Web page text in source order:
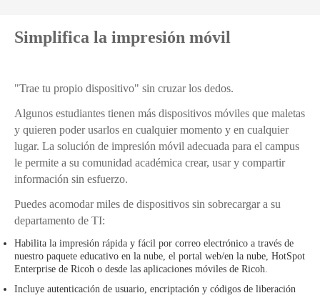
Simplifica la impresión móvil
"Trae tu propio dispositivo" sin cruzar los dedos.
Algunos estudiantes tienen más dispositivos móviles que maletas
y quieren poder usarlos en cualquier momento y en cualquier
lugar. La solución de impresión móvil adecuada para el campus
le permite a su comunidad académica crear, usar y compartir
información sin esfuerzo.
Puedes acomodar miles de dispositivos sin sobrecargar a su
departamento de TI:
Habilita la impresión rápida y fácil por correo electrónico a través de
nuestro paquete educativo en la nube, el portal web/en la nube, HotSpot
Enterprise de Ricoh o desde las aplicaciones móviles de Ricoh.
Incluye autenticación de usuario, encriptación y códigos de liberación